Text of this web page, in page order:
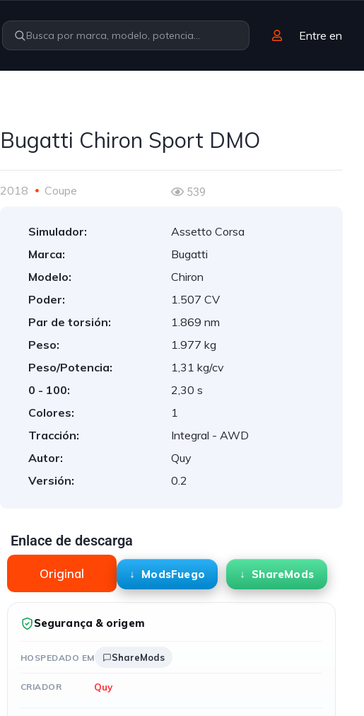
Entre en
Bugatti Chiron Sport DMO
2018 Coupe 539
Simulador:
Assetto Corsa
Marca:
Bugatti
Modelo:
Chiron
Poder:
1.507 CV
Par de torsión:
1.869 nm
Peso:
1.977 kg
Peso/Potencia:
1,31 kg/cv
0 - 100:
2,30 s
Colores:
1
Tracción:
Integral - AWD
Autor:
Quy
Versión:
0.2
Enlace de descarga
Original ModsFuego ShareMods
Segurança & origem
HOSPEDADO EM ShareMods
CRIADOR Quy